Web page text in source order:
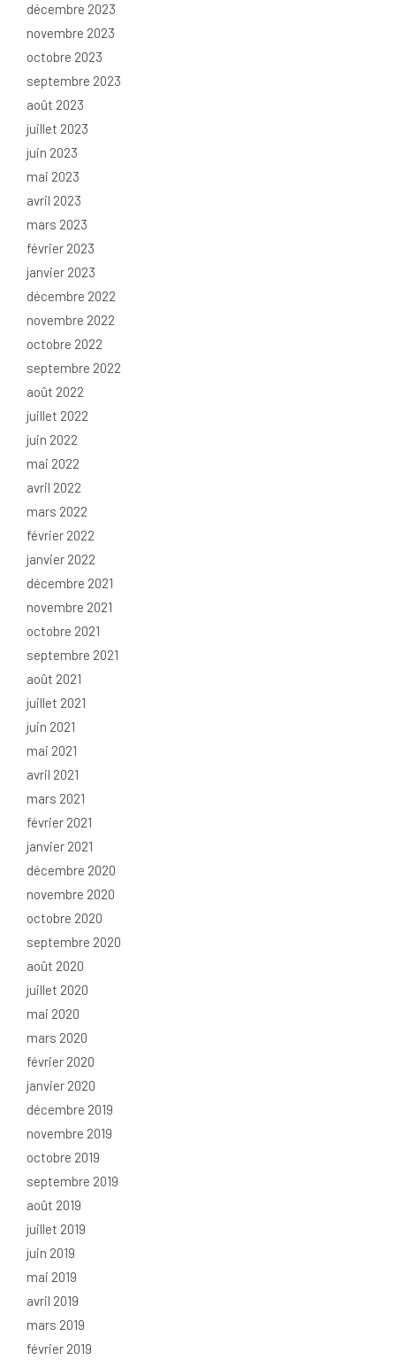
décembre 2023
novembre 2023
octobre 2023
septembre 2023
août 2023
juillet 2023
juin 2023
mai 2023
avril 2023
mars 2023
février 2023
janvier 2023
décembre 2022
novembre 2022
octobre 2022
septembre 2022
août 2022
juillet 2022
juin 2022
mai 2022
avril 2022
mars 2022
février 2022
janvier 2022
décembre 2021
novembre 2021
octobre 2021
septembre 2021
août 2021
juillet 2021
juin 2021
mai 2021
avril 2021
mars 2021
février 2021
janvier 2021
décembre 2020
novembre 2020
octobre 2020
septembre 2020
août 2020
juillet 2020
mai 2020
mars 2020
février 2020
janvier 2020
décembre 2019
novembre 2019
octobre 2019
septembre 2019
août 2019
juillet 2019
juin 2019
mai 2019
avril 2019
mars 2019
février 2019